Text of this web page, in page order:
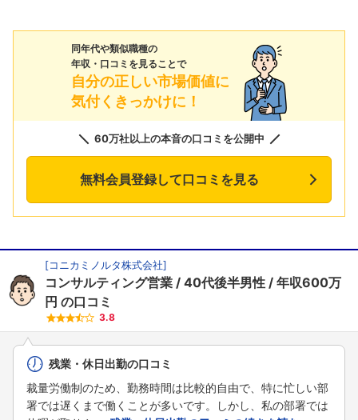
同年代や類似職種の
年収・口コミを見ることで
自分の正しい市場価値に
気付くきっかけに！
60万社以上の本音の口コミを公開中
無料会員登録して口コミを見る
[コニカミノルタ株式会社]
コンサルティング営業 40代後半男性
年収600万
円 の口コミ
3.8
残業・休日出勤の口コミ
裁量労働制のため、勤務時間は比較的自由で、特に忙しい部
署では遅くまで働くことが多いです。しかし、私の部署では